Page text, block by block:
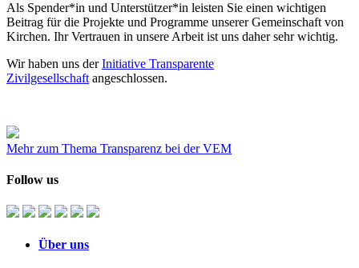
Als Spender*in und Unterstützer*in leisten Sie einen wichtigen
Beitrag für die Projekte und Programme unserer Gemeinschaft von
Kirchen. Ihr Vertrauen in unsere Arbeit ist uns daher sehr wichtig.
Wir haben uns derInitiative Transparente
Zivilgesellschaft angeschlossen.
Mehr zum Thema Transparenz bei der VEM
Follow us
Über uns